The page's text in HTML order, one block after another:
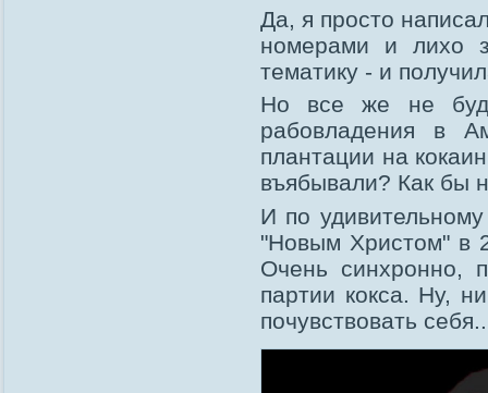
Да, я просто
номерами и лихо
тематику - и
Но все же не
рабовладения в
плантации на
въябывали? Как бы
И по
"Новым Христом" в
Очень синхронно,
партии кокса. Ну,
почувствовать